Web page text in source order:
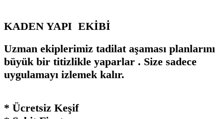
KADEN YAPI EKİBİ
Uzman ekiplerimiz tadilat aşaması planlarını
büyük bir titizlikle yaparlar . Size sadece
uygulamayı izlemek kalır.
* Ücretsiz Keşif